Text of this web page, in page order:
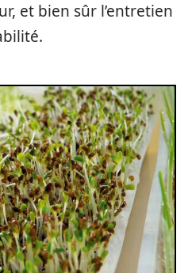
et bien sûr l’entretien